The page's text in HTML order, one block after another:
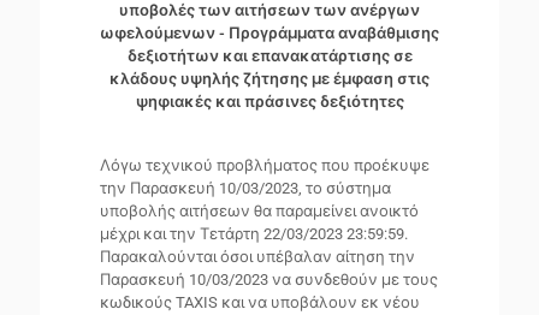
υποβολές των αιτήσεων των ανέργων
ωφελούμενων - Προγράμματα αναβάθμισης
δεξιοτήτων και επανακατάρτισης σε
κλάδους υψηλής ζήτησης με έμφαση στις
ψηφιακές και πράσινες δεξιότητες
Λόγω τεχνικού προβλήματος που προέκυψε
την Παρασκευή 10/03/2023, το σύστημα
υποβολής αιτήσεων θα παραμείνει ανοικτό
μέχρι και την Τετάρτη 22/03/2023 23:59:59.
Παρακαλούνται όσοι υπέβαλαν αίτηση την
Παρασκευή 10/03/2023 να συνδεθούν με τους
κωδικούς TAXIS και να υποβάλουν εκ νέου